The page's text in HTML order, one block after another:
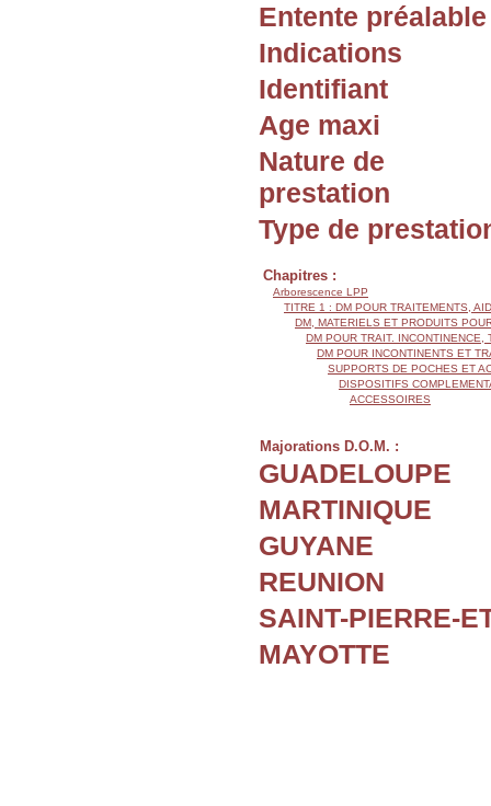
Entente préalable
Indications
Identifiant
Age maxi
Nature de
prestation
Type de
Chapitres :
Arborescence LPP
TITRE 1 : DM POUR TRAITEMENTS,
DM, MATERIELS ET PRODUITS
DM POUR TRAIT.
DM POUR INCONTINENTS ET
SUPPORTS DE POCHES ET
DISPOSITIFS
ACCESSOIRES
Majorations D.O.M. :
GUADELOUPE
MARTINIQUE
GUYANE
REUNION
SAINT-PIERRE-
MAYOTTE